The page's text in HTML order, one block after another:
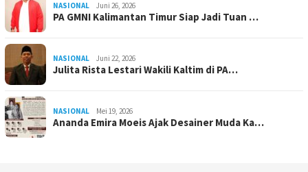
NASIONAL Juni 26, 2026
PA GMNI Kalimantan Timur Siap Jadi Tuan …
NASIONAL Juni 22, 2026
Julita Rista Lestari Wakili Kaltim di PA…
NASIONAL Mei 19, 2026
Ananda Emira Moeis Ajak Desainer Muda Ka…